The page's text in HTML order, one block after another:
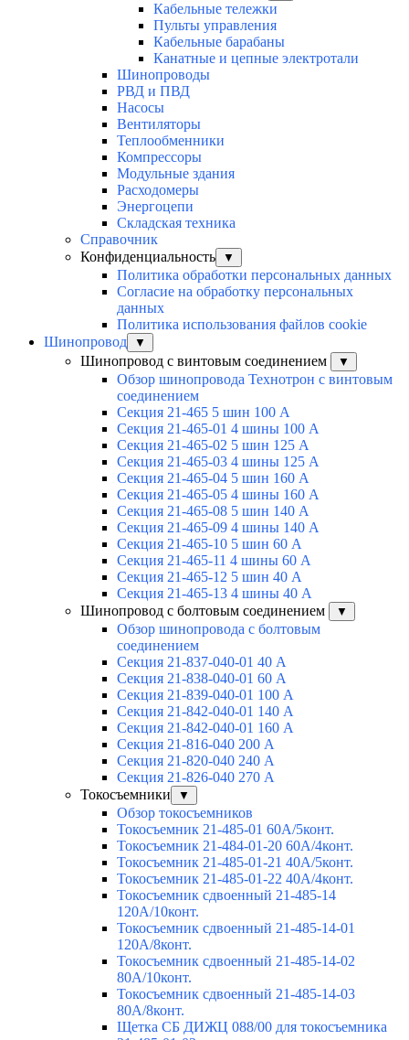
Кабельные тележки
Пульты управления
Кабельные барабаны
Канатные и цепные электротали
Шинопроводы
РВД и ПВД
Насосы
Вентиляторы
Теплообменники
Компрессоры
Модульные здания
Расходомеры
Энергоцепи
Складская техника
Справочник
Конфиденциальность
▼
Политика обработки персональных данных
Согласие на обработку персональных
данных
Политика использования файлов cookie
Шинопровод
▼
Шинопровод с винтовым соединением ▼
Обзор шинопровода Технотрон с винтовым
соединением
Секция 21-465 5 шин 100 А
Секция 21-465-01 4 шины 100 А
Секция 21-465-02 5 шин 125 А
Секция 21-465-03 4 шины 125 А
Секция 21-465-04 5 шин 160 А
Секция 21-465-05 4 шины 160 А
Секция 21-465-08 5 шин 140 А
Секция 21-465-09 4 шины 140 А
Секция 21-465-10 5 шин 60 А
Секция 21-465-11 4 шины 60 А
Секция 21-465-12 5 шин 40 А
Секция 21-465-13 4 шины 40 А
Шинопровод с болтовым соединением
▼
Обзор шинопровода с болтовым
соединением
Секция 21-837-040-01 40 А
Секция 21-838-040-01 60 А
Секция 21-839-040-01 100 А
Секция 21-842-040-01 140 А
Секция 21-842-040-01 160 А
Секция 21-816-040 200 А
Секция 21-820-040 240 А
Секция 21-826-040 270 А
Токосъемники
▼
Обзор токосъемников
Токосъемник 21-485-01 60А/5конт.
Токосъемник 21-484-01-20 60А/4конт.
Токосъемник 21-485-01-21 40А/5конт.
Токосъемник 21-485-01-22 40А/4конт.
Токосъемник сдвоенный 21-485-14
120А/10конт.
Токосъемник сдвоенный 21-485-14-01
120А/8конт.
Токосъемник сдвоенный 21-485-14-02
80А/10конт.
Токосъемник сдвоенный 21-485-14-03
80А/8конт.
Щетка СБ ДИЖЦ 088/00 для токосъемника